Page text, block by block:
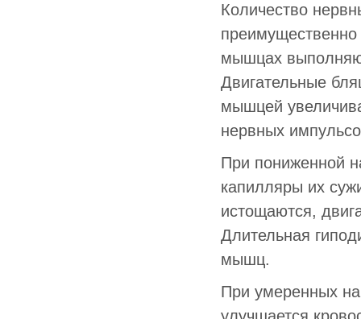
Количество
мышцах
Двигательные
мышцей
нервных
При пониженной
капилляры их
истощаются,
Длительная
мышц.
При умеренных